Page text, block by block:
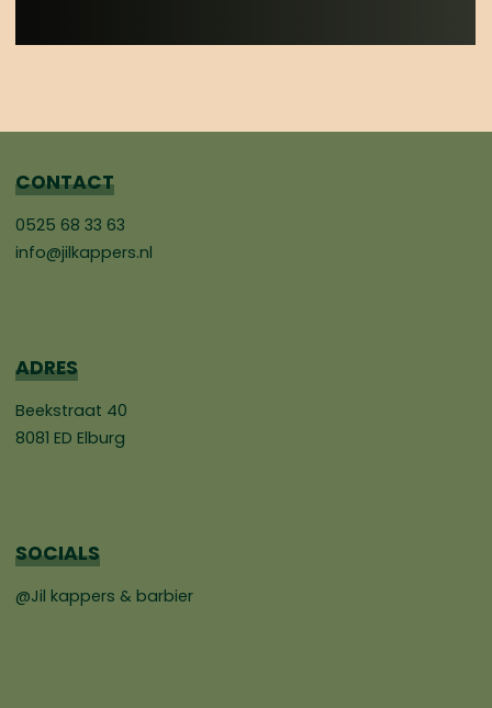
CONTACT
0525 68 33 63
info@jilkappers.nl
ADRES
Beekstraat 40
8081 ED Elburg
SOCIALS
@Jil kappers & barbier